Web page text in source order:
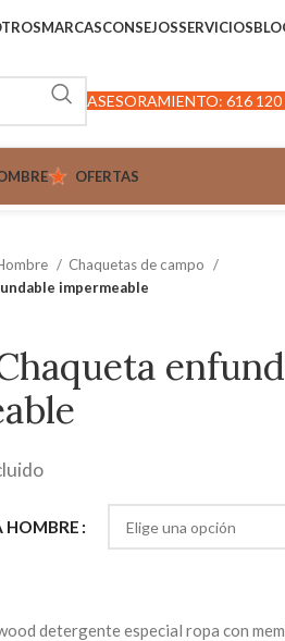
MARCASCONSEJOSSERVICIOS
ASESORAMIENTO: 616
OFERTAS
Chaquetas de campo
impermeable
HOMBRE
detergente especial ropa con